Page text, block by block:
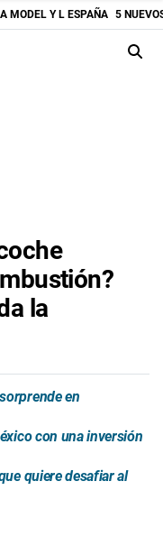
MODEL Y L ESPAÑA 5
la
en
con una inversión
quiere desafiar al